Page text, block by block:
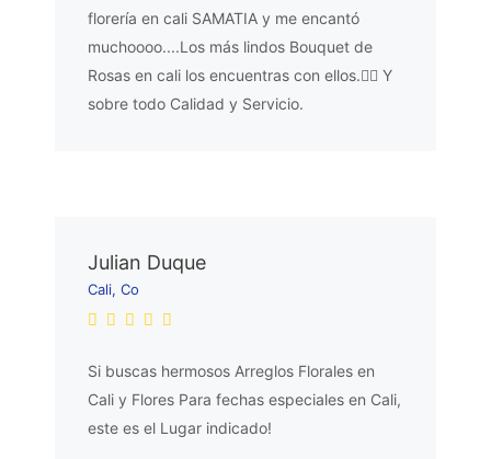
florería en cali SAMATIA y me encantó
muchoooo....Los más lindos Bouquet de
Rosas en cali los encuentras con ellos.👌🏼 Y
sobre todo Calidad y Servicio.
Julian Duque
Cali, Co
Si buscas hermosos Arreglos Florales en
Cali y Flores Para fechas especiales en Cali,
este es el Lugar indicado!